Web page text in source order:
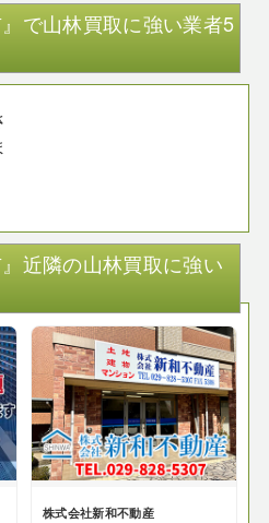
で山林買取に強い業者5
近隣の山林買取に強い
株式会社新和不動産